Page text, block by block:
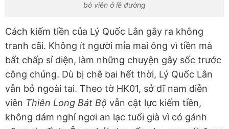
bò viên ở lề đường
Cách kiếm tiền của Lý Quốc Lân gây ra không
tranh cãi. Không ít người mỉa mai ông vì tiền mà
bất chấp sỉ diện, làm những chuyện gây sốc trước
công chúng. Dù bị chê bai hết thời, Lý Quốc Lân
vẫn bỏ ngoài tai. Theo tờ HK01, sở dĩ nam diễn
viên Thiên Long Bát Bộ vẫn cật lực kiếm tiền,
không dám nghỉ ngơi an lạc tuổi già vì có gánh